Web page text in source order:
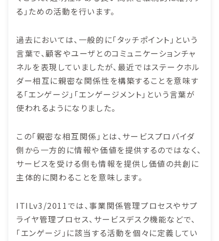
る」ための活動を行います。
過去においては、一般的に「タッチポイント」という
言葉で、顧客やユーザとのコミュニケーションチャ
ネルを表現していましたが、最近ではステークホル
ダー相互に親密な関係性を構築することを意味す
る「エンゲージ」「エンゲージメント」という言葉が
使われるようになりました。
この「親密な相互関係」とは、サービスプロバイダ
側から一方的に情報や価値を提供するのではなく、
サービスを受ける側も情報を提供し価値の共創に
主体的に関わることを意味します。
ITILv3/2011では、事業関係管理プロセスやサプ
ライヤ管理プロセス、サービスデスク機能などで、
「エンゲージ」に該当する活動を個々に定義してい